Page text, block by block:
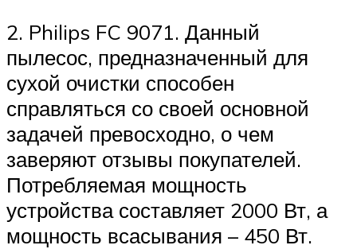
2. Philips FC 9071. Данный
пылесос, предназначенный для
сухой очистки способен
справляться со своей основной
задачей превосходно, о чем
заверяют отзывы покупателей.
Потребляемая мощность
устройства составляет 2000 Вт, а
мощность всасывания – 450 Вт.